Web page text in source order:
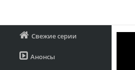
Свежие серии
Анонсы